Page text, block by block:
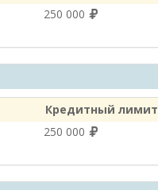
250 000
Кредитный лимит
250 000